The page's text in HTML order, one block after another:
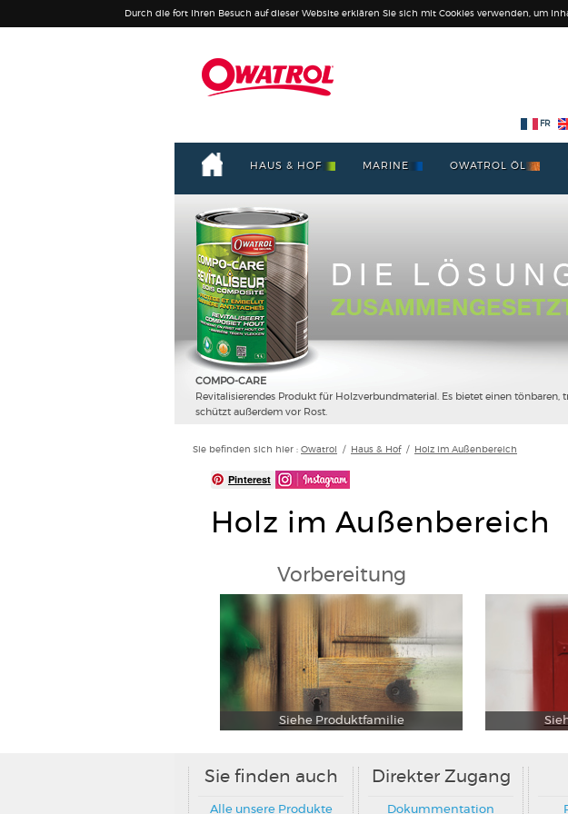
Durch die fort Ihren Besuch auf dieser Website erklären Sie sich mit Cookies verwenden, um
FR
HAUS & HOF MARINE OWATROL ÖL
COMPO-CARE
Revitalisierendes Produkt für Holzverbundmaterial. Es bietet einen
schützt außerdem vor Rost.
Sie befinden sich hier : Owatrol / Haus & Hof/ Holz im Außenbereich
Pinterest
Holz im Außenbereich
Vorbereitung
Siehe Produktfamilie
Sie finden auch
Alle unsere Produkte
Direkter Zugang
Dokummentation